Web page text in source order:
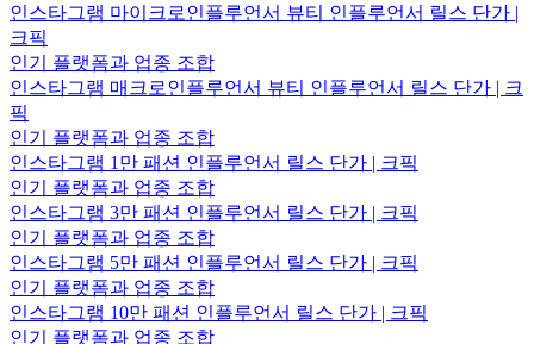
인스타그램 마이크로인플루언서 뷰티 인플루언서 릴스 단가 |
크픽
인기 플랫폼과 업종 조합
인스타그램 매크로인플루언서 뷰티 인플루언서 릴스 단가 | 크
픽
인기 플랫폼과 업종 조합
인스타그램 1만 패션 인플루언서 릴스 단가 | 크픽
인기 플랫폼과 업종 조합
인스타그램 3만 패션 인플루언서 릴스 단가 | 크픽
인기 플랫폼과 업종 조합
인스타그램 5만 패션 인플루언서 릴스 단가 | 크픽
인기 플랫폼과 업종 조합
인스타그램 10만 패션 인플루언서 릴스 단가 | 크픽
인기 플랫폼과 업종 조합